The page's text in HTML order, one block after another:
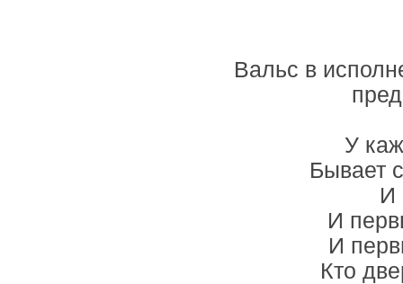
Вальс в
У
Бывает
И
И
И
Кто